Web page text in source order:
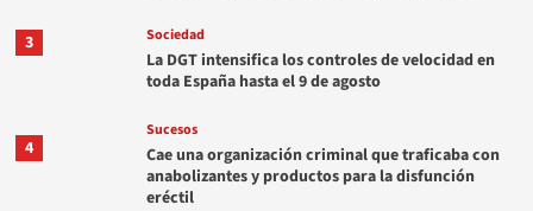
3 Sociedad
La DGT intensifica los controles de velocidad en
toda España hasta el 9 de agosto
4
Sucesos
Cae una organización criminal que traficaba con
anabolizantes y productos para la disfunción
eréctil